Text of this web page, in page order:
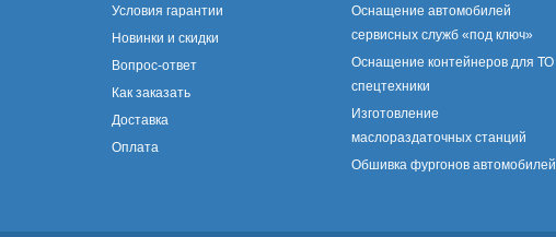
Условия гарантии
Новинки и скидки
Вопрос-ответ
Как заказать
Доставка
Оплата
Оснащение автомобилей
сервисных служб «под ключ»
Оснащение контейнеров для ТО
спецтехники
Изготовление
маслораздаточных станций
Обшивка фургонов автомобилей